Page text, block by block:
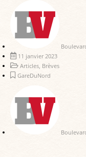
11 janvier 2023
Articles, Brèves
GareDuNord